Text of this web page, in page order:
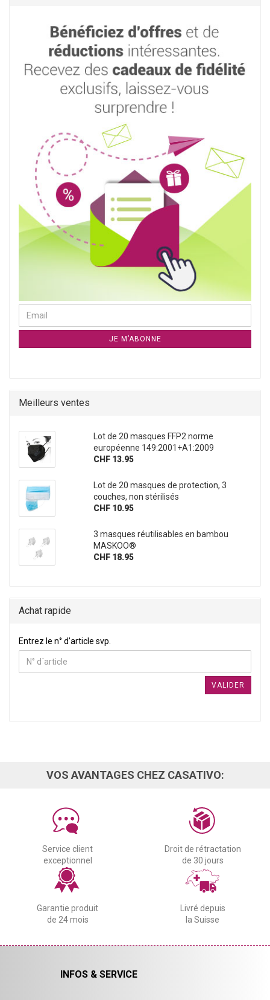
JE M’ABONNE
Meilleurs ventes
Lot de 20 masques FFP2 norme
européenne 149:2001+A1:2009
CHF 13.95
Lot de 20 masques de protection, 3
couches, non stérilisés
CHF 10.95
3 masques réutilisables en bambou
MASKOO®
CHF 18.95
Achat rapide
ENTREZ LE N° D’ARTICLE SVP.
Entrez le n° d’article svp.
VALIDER
VOS AVANTAGES CHEZ CASATIVO:
Service client
exceptionnel
Droit de rétractation
de 30 jours
Garantie produit
de 24 mois
Livré depuis
la Suisse
INFOS & SERVICE